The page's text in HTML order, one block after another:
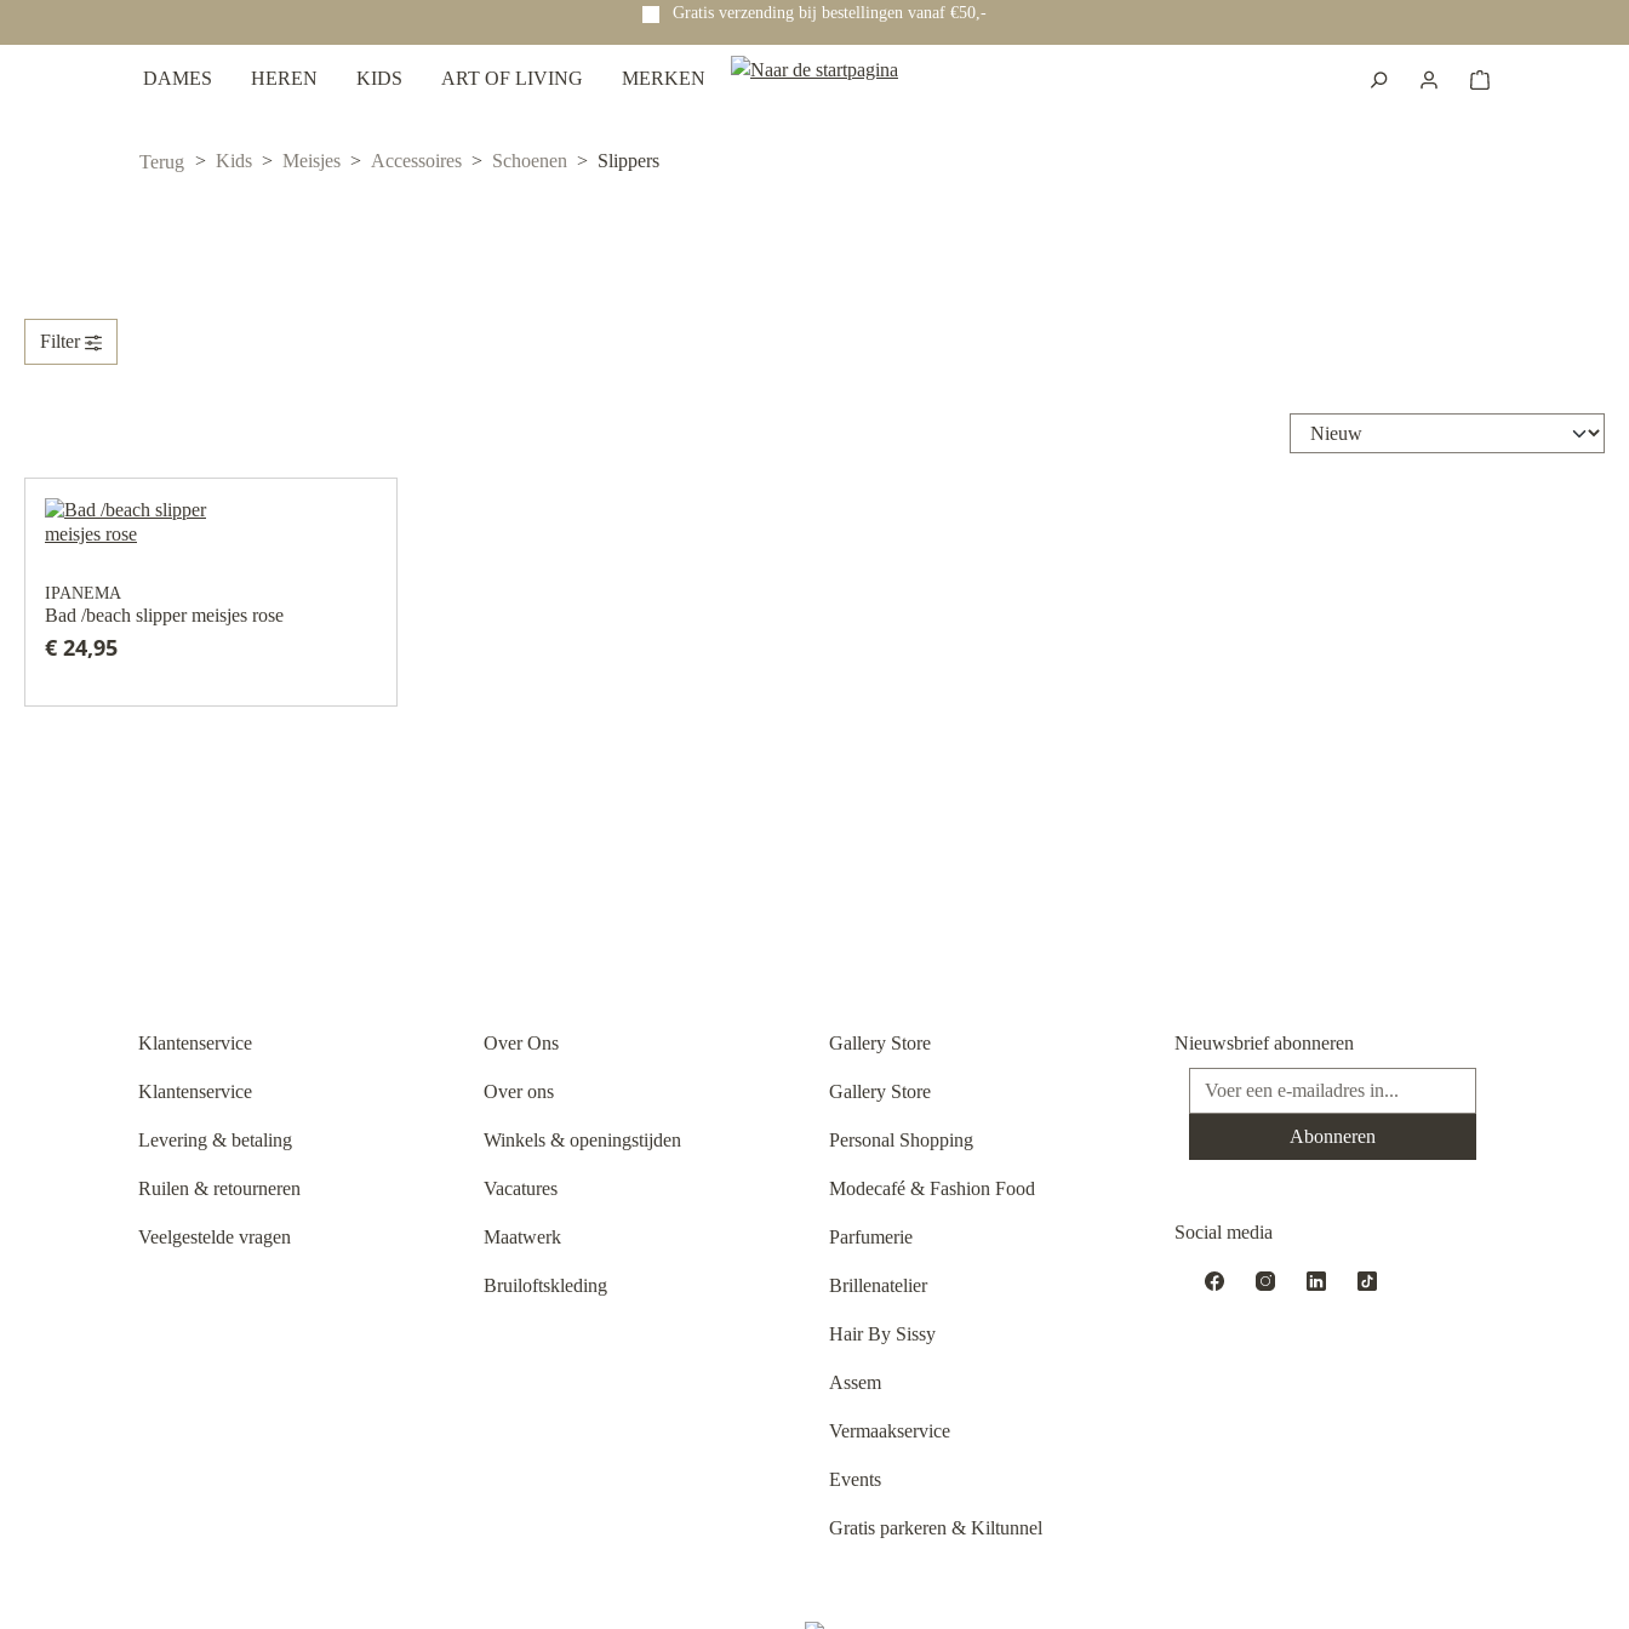
Gratis verzending bij bestellingen vanaf €50,-
DAMES HEREN KIDS ART OF LIVING MERKEN
Terug Kids Meisjes Accessoires Schoenen Slippers
Filter
IPANEMA
Bad /beach slipper meisjes rose
€ 24,95
Klantenservice
Klantenservice
Levering & betaling
Ruilen & retourneren
Veelgestelde vragen
Over Ons
Over ons
Winkels & openingstijden
Vacatures
Maatwerk
Bruiloftskleding
Gallery Store
Gallery Store
Personal Shopping
Modecafé & Fashion Food
Parfumerie
Brillenatelier
Hair By Sissy
Assem
Vermaakservice
Events
Gratis parkeren & Kiltunnel
Nieuwsbrief abonneren
E-mailadres*
Abonneren
Social media